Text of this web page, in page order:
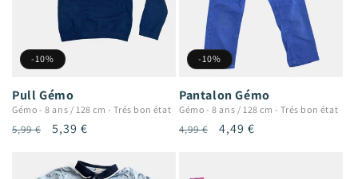
-10%
Pull Gémo
Gémo -8 ans / 128 cm -Trés bon état
Prix
5,99 €
Prix
5,39 €
-10%
Pantalon Gémo
Gémo -8 ans / 128 cm -Trés bon état
Prix
4,99 €
Prix
4,49 €